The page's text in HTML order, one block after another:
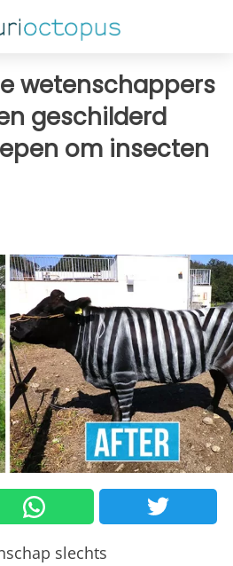
wetenschappers
geschilderd
om insecten
slechts